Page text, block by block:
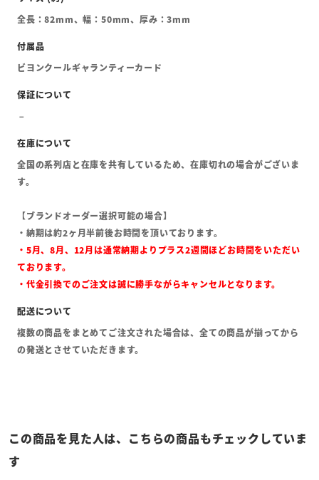
全長：82mm、幅：50mm、厚み：3mm
ビヨンクールギャランティーカード
全国の系列店と在庫を共有しているため、在庫切れの場合がございま
す。
【ブランドオーダー選択可能の場合】
・納期は約2ヶ月半前後お時間を頂いております。
・5月、8月、12月は通常納期よりプラス2週間ほどお時間をいただい
ております。
・代金引換でのご注文は誠に勝手ながらキャンセルとなります。
複数の商品をまとめてご注文された場合は、全ての商品が揃ってから
の発送とさせていただきます。
この商品を見た人は、こちらの商品もチェックしていま
す